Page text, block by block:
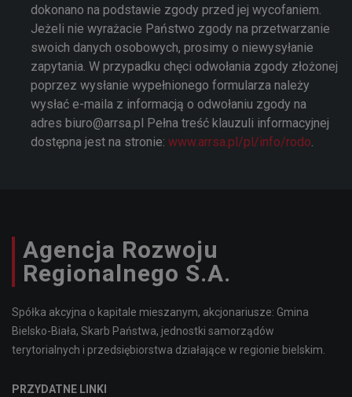
dokonano na podstawie zgody przed jej wycofaniem.
Jeżeli nie wyrażacie Państwo zgody na przetwarzanie
swoich danych osobowych, prosimy o niewysyłanie
zapytania. W przypadku chęci odwołania zgody złożonej
poprzez wysłanie wypełnionego formularza należy
wysłać e-maila z informacją o odwołaniu zgody na
adres biuro@arrsa.pl Pełna treść klauzuli informacyjnej
dostępna jest na stronie: www.arrsa.pl/pl/info/rodo.
Agencja Rozwoju
Regionalnego S.A.
Spółka akcyjna o kapitale mieszanym, akcjonariusze: Gmina
Bielsko-Biała, Skarb Państwa, jednostki samorządów
terytorialnych i przedsiębiorstwa działające w regionie bielskim.
PRZYDATNE LINKI